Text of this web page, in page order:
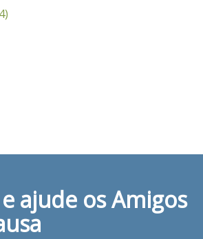
ajude os Amigos